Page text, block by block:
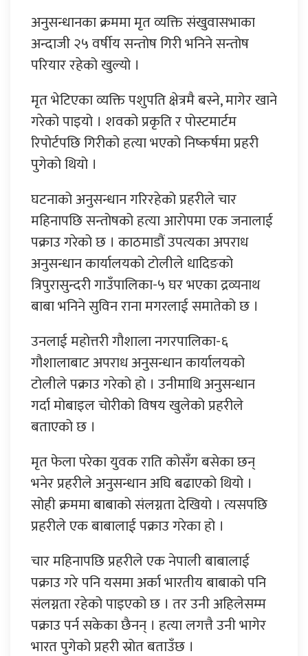
अनुसन्धानका क्रममा मृत व्यक्ति संखुवासभाका
अन्दाजी २५ वर्षीय सन्तोष गिरी भनिने सन्तोष
परियार रहेको खुल्यो ।
मृत भेटिएका व्यक्ति पशुपति क्षेत्रमै बस्ने, मागेर खाने
गरेको पाइयो । शवको प्रकृति र पोस्टमार्टम
रिपोर्टपछि गिरीको हत्या भएको निष्कर्षमा प्रहरी
पुगेको थियो ।
घटनाको अनुसन्धान गरिरहेको प्रहरीले चार
महिनापछि सन्तोषको हत्या आरोपमा एक जनालाई
पक्राउ गरेको छ । काठमाडौं उपत्यका अपराध
अनुसन्धान कार्यालयको टोलीले धादिङको
त्रिपुरासुन्दरी गाउँपालिका-५ घर भएका द्रव्यनाथ
बाबा भनिने सुविन राना मगरलाई समातेको छ ।
उनलाई महोत्तरी गौशाला नगरपालिका-६
गौशालाबाट अपराध अनुसन्धान कार्यालयको
टोलीले पक्राउ गरेको हो । उनीमाथि अनुसन्धान
गर्दा मोबाइल चोरीको विषय खुलेको प्रहरीले
बताएको छ ।
मृत फेला परेका युवक राति कोसँग बसेका छन्
भनेर प्रहरीले अनुसन्धान अघि बढाएको थियो ।
सोही क्रममा बाबाको संलग्नता देखियो । त्यसपछि
प्रहरीले एक बाबालाई पक्राउ गरेका हो ।
चार महिनापछि प्रहरीले एक नेपाली बाबालाई
पक्राउ गरे पनि यसमा अर्का भारतीय बाबाको पनि
संलग्नता रहेको पाइएको छ । तर उनी अहिलेसम्म
पक्राउ पर्न सकेका छैनन् । हत्या लगत्तै उनी भागेर
भारत पुगेको प्रहरी स्रोत बताउँछ ।